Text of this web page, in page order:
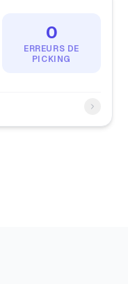
0
ERREURS DE
PICKING